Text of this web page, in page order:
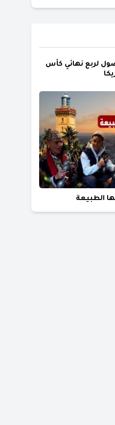
لربع نهائي كأس
الطبيعة